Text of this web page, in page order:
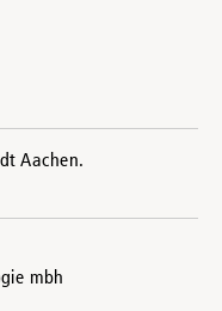
Aachen.
mbh